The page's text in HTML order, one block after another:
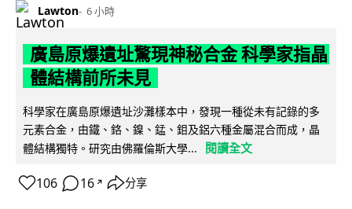
Lawton 6 小時
廣島原爆遺址驚現神秘合金 科學家指晶
體結構前所未見
科學家在廣島原爆遺址沙灘樣本中，發現一種從未有記錄的多
元素合金，由鐵、鉻、鎳、錳、鉬及鋁六種金屬混合而成，晶
體結構獨特。研究由佛羅倫斯大學...
閱讀全文
106 16 ↗ 分享